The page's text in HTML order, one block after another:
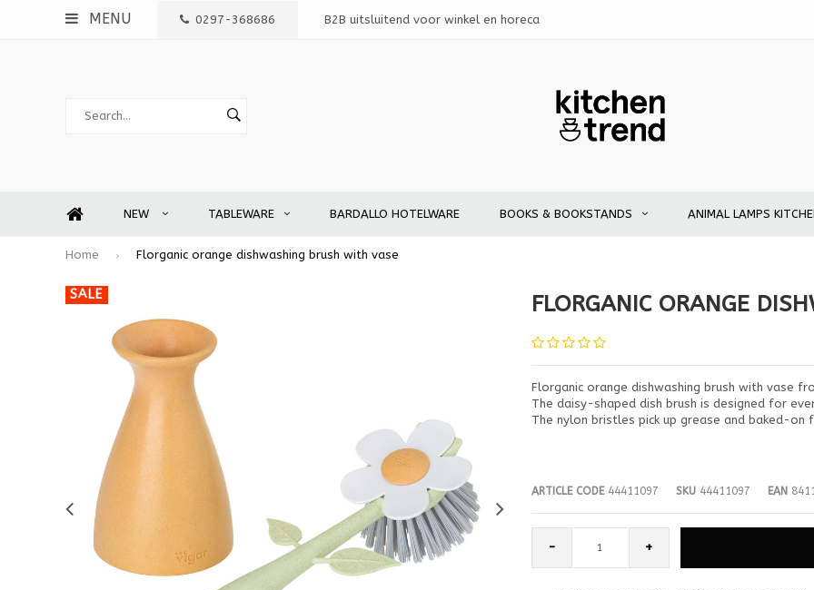
MENU 0297-368686 B2B uitsluitend voor winkel en horeca
NEW TABLEWARE BARDALLO HOTELWARE BOOKS & BOOKSTANDS ANIMAL LAMPS
Home Florganic orange dishwashing brush with vase
SALE FLORGANIC ORANGE
Florganic orange dishwashing brush with vase
The daisy-shaped dish brush is designed for
The nylon bristles pick up grease and baked-
ARTICLE CODE44411097 SKU44411097 EAN
- +